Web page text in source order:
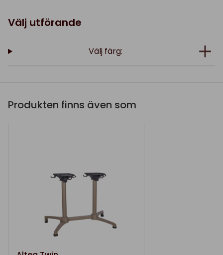
Välj utförande
Välj färg:
Produkten finns även som